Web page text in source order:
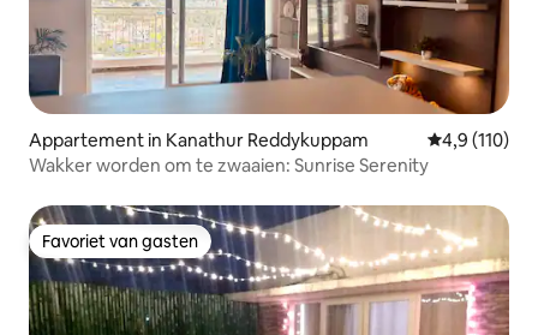
Appartement in Kanathur Reddykuppam Gemiddelde
4,9 (110)
Wakker worden om te zwaaien: Sunrise Serenity
Favoriet van gasten
Favoriet van gasten